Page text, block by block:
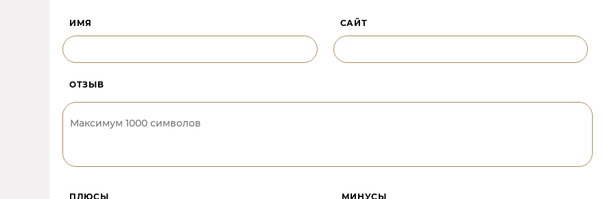
ИМЯ САЙТ
ОТЗЫВ
ПЛЮСЫ МИНУСЫ